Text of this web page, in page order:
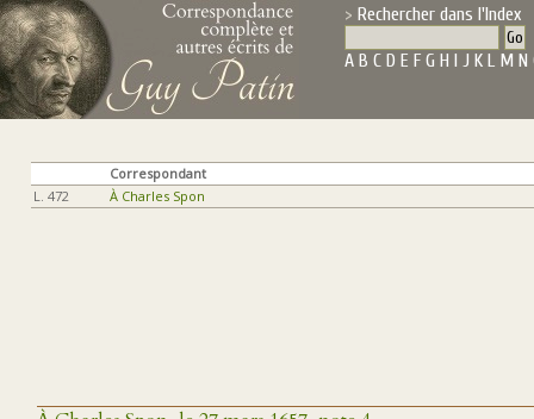
Rechercher dans l'Index
A B C D E F G H I J K L M N